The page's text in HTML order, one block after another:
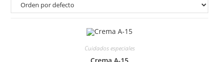
Cuidados especiales